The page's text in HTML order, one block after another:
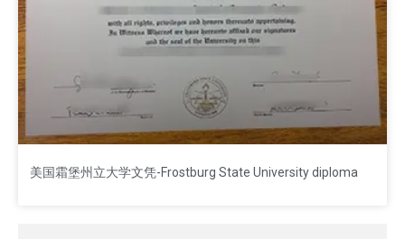
美国霜堡州立大学文凭-Frostburg State University diploma